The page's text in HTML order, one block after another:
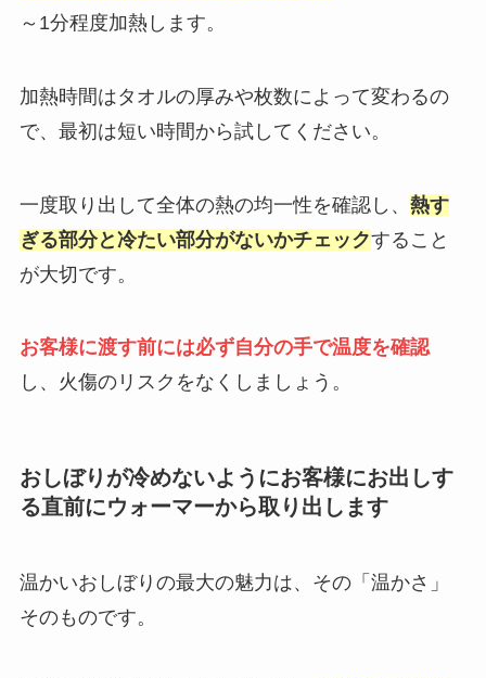
～1分程度加熱します。
加熱時間はタオルの厚みや枚数によって変わるの
で、最初は短い時間から試してください。
一度取り出して全体の熱の均一性を確認し、 熱す
ぎる部分と冷たい部分がないかチェックすること
が大切です。
お客様に渡す前には必ず自分の手で温度を確認
し、火傷のリスクをなくしましょう。
おしぼりが冷めないようにお客様にお出しす
る直前にウォーマーから取り出します
温かいおしぼりの最大の魅力は、その「温かさ」
そのものです。